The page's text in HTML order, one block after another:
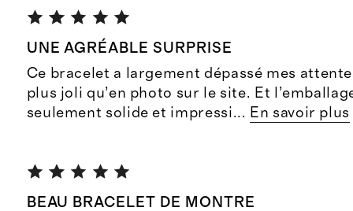
UNE AGRÉABLE SURPRISE
Ce bracelet a largement dépassé mes
plus joli qu’en photo sur le site. Et
seulement solide et impressi... En savoir plus
BEAU BRACELET DE MONTRE